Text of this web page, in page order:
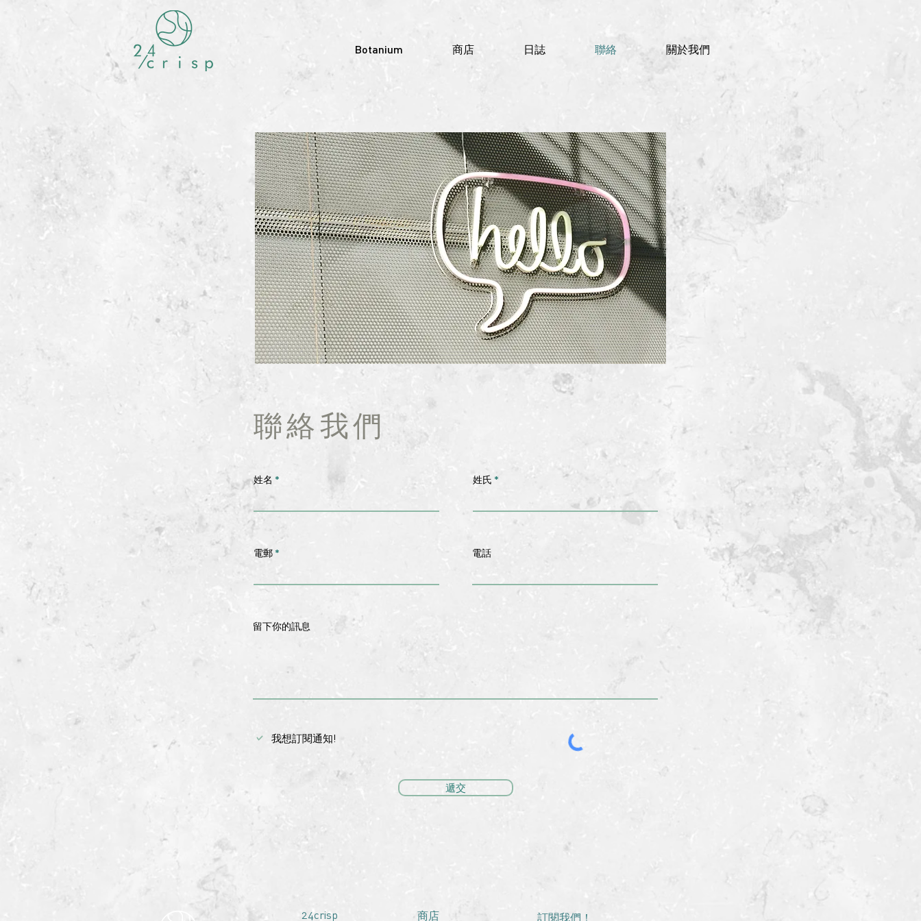
Botanium 商店 日誌 聯絡 關於我們
聯絡我們
姓名 姓氏
電郵 電話
留下你的訊息
我想訂閱通知!
遞交
24crisp 商店 訂閱我們！